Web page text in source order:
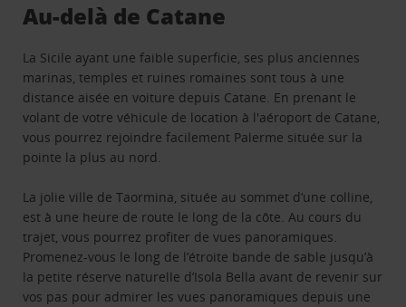
Au-delà de Catane
La Sicile ayant une faible superficie, ses plus anciennes
marinas, temples et ruines romaines sont tous à une
distance aisée en voiture depuis Catane. En prenant le
volant de votre véhicule de location à l'aéroport de Catane,
vous pourrez rejoindre facilement Palerme située sur la
pointe la plus au nord.
La jolie ville de Taormina, située au sommet d’une colline,
est à une heure de route le long de la côte. Au cours du
trajet, vous pourrez profiter de vues panoramiques.
Promenez-vous le long de l’étroite bande de sable jusqu’à
la petite réserve naturelle d’Isola Bella avant de revenir sur
vos pas pour admirer les vues panoramiques depuis une